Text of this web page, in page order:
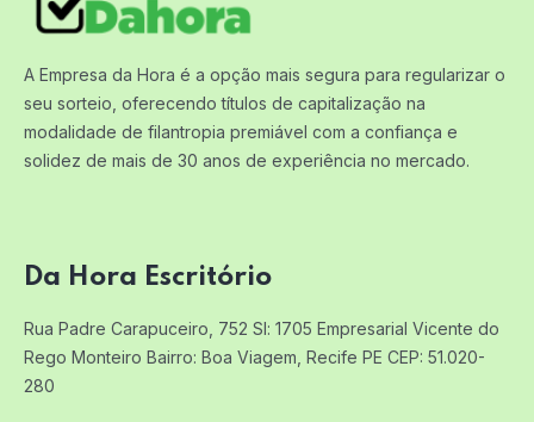
A Empresa da Hora é a opção mais segura para regularizar o
seu sorteio, oferecendo títulos de capitalização na
modalidade de filantropia premiável com a confiança e
solidez de mais de 30 anos de experiência no mercado.
Da Hora Escritório
Rua Padre Carapuceiro, 752 Sl: 1705 Empresarial Vicente do
Rego Monteiro Bairro: Boa Viagem, Recife PE CEP: 51.020-
280